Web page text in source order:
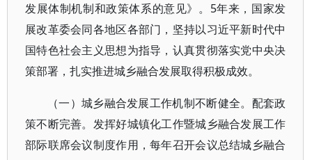
发展体制机制和政策体系的意见》。5年来，国家发
展改革委会同各地区各部门，坚持以习近平新时代中
国特色社会主义思想为指导，认真贯彻落实党中央决
策部署，扎实推进城乡融合发展取得积极成效。
（一）城乡融合发展工作机制不断健全。配套政
策不断完善。发挥好城镇化工作暨城乡融合发展工作
部际联席会议制度作用，每年召开会议总结城乡融合